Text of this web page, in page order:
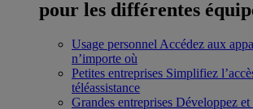
pour les différentes
Usage personnel Accédez aux
n’importe où
Petites entreprises Simplifiez
téléassistance
Grandes entreprises Développez et